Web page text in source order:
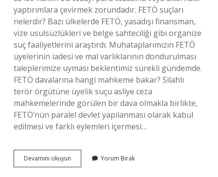
yaptırımlara çevirmek zorundadır. FETÖ suçları
nelerdir? Bazı ülkelerde FETÖ, yasadışı finansman,
vize usulsüzlükleri ve belge sahteciliği gibi organize
suç faaliyetlerini araştırdı. Muhataplarımızın FETÖ
üyelerinin iadesi ve mal varlıklarının dondurulması
taleplerimize uyması beklentimiz sürekli gündemde.
FETÖ davalarına hangi mahkeme bakar? Silahlı
terör örgütüne üyelik suçu asliye ceza
mahkemelerinde görülen bir dava olmakla birlikte,
FETÖ’nün paralel devlet yapılanması olarak kabul
edilmesi ve farklı eylemleri içermesi…
Devamını okuyun
Cezası
Yorum Bırak